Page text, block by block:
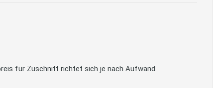
für Zuschnitt richtet sich je nach Aufwand